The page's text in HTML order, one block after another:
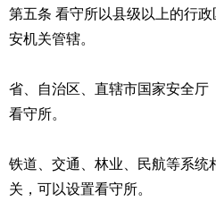
第五条 看守所以县级以上的行
安机关管辖。
省、自治区、直辖市国家安全厅
看守所。
铁道、交通、林业、民航等系统
关，可以设置看守所。